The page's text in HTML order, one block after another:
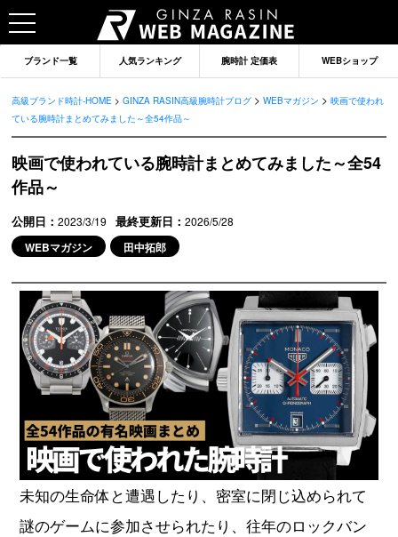
ブランドから記事を探す
ロレックス オメガ
オーデマピゲ パテックフィリップ
グランドセイコー
ヴァシュロンコンスタンタ
ン
ブランド一覧 人気ランキング 腕時計 定価表 WEBショップ
高級ブランド時計-HOME >GINZA RASIN高級腕時計ブログ >WEBマガジン >映画で使われ
ている腕時計まとめてみました～全54作品～
映画で使われている腕時計まとめてみました～全54
作品～
公開日：2023/3/19 最終更新日：2026/5/28
WEBマガジン 田中拓郎
未知の生命体と遭遇したり、密室に閉じ込められて
謎のゲームに参加させられたり、往年のロックバン